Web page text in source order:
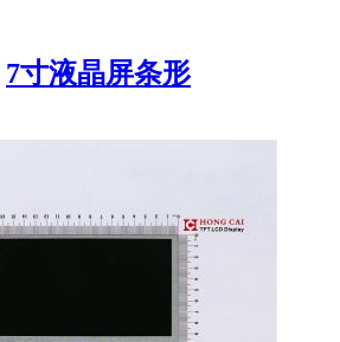
7寸液晶屏条形